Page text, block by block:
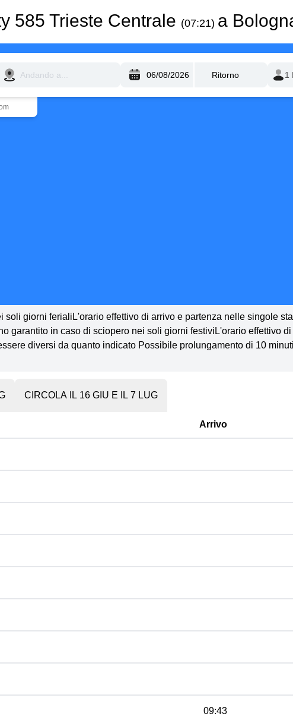
585 Trieste Centrale (07:21) a
soli giorni ferialiL'orario effettivo di arrivo e partenza nelle singole
garantito in caso di sciopero nei soli giorni festiviL'orario effettivo
diversi da quanto indicato Possibile prolungamento di 10
CIRCOLA IL 16 GIU E IL 7 LUG
Arrivo
09:43